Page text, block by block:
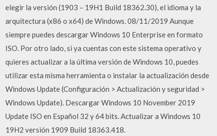
elegir la versión (1903 – 19H1 Build 18362.30), el idioma y la
arquitectura (x86 o x64) de Windows. 08/11/2019 Aunque
siempre puedes descargar Windows 10 Enterprise en formato
ISO. Por otro lado, si ya cuentas con este sistema operativo y
quieres actualizar a la última versión de Windows 10, puedes
utilizar esta misma herramienta o instalar la actualización desde
Windows Update (Configuración > Actualización y seguridad >
Windows Update). Descargar Windows 10 November 2019
Update ISO en Español 32 y 64 bits. Actualizar a Windows 10
19H2 versión 1909 Build 18363.418.